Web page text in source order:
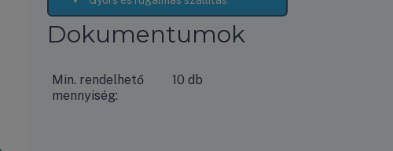
Dokumentumok
Min. rendelhető
mennyiség:
10 db